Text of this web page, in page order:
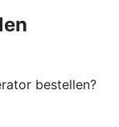
bestellen?